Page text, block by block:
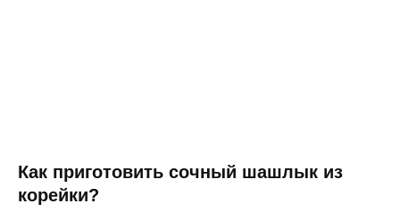
Как приготовить сочный шашлык из
корейки?